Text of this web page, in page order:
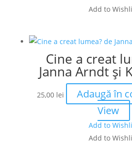
Add to
Cine a creat
Janna Arndt și
25,00 lei Adaugă în
View
Add to
Add to